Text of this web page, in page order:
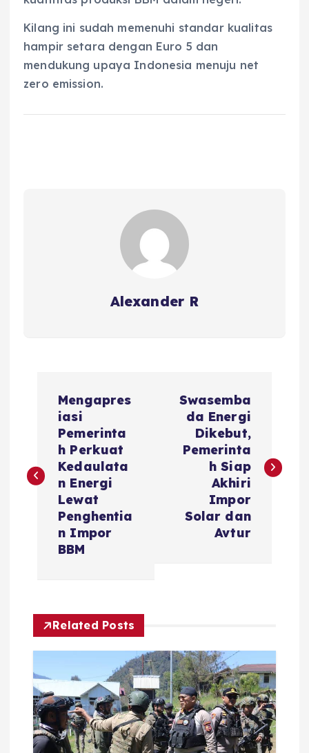
Kilang ini sudah memenuhi standar kualitas
hampir setara dengan Euro 5 dan
mendukung upaya Indonesia menuju net
zero emission.
Alexander R
t
g
a
t
Mengapres
iasi
Pemerinta
h Perkuat
Kedaulata
n Energi
Lewat
Penghentia
n Impor
BBM
Swasemba
da Energi
Dikebut,
Pemerinta
h Siap
Akhiri
Impor
Solar dan
Avtur
Related Posts